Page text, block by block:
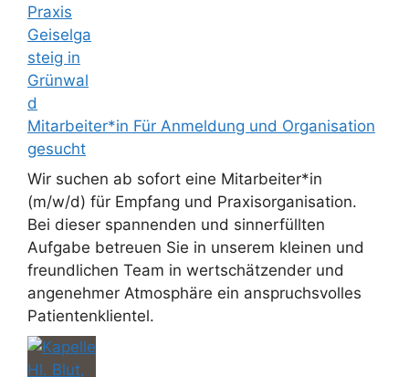
Mitarbeiter*in Für Anmeldung und Organisation
gesucht
Wir suchen ab sofort eine Mitarbeiter*in
(m/w/d) für Empfang und Praxisorganisation.
Bei dieser spannenden und sinnerfüllten
Aufgabe betreuen Sie in unserem kleinen und
freundlichen Team in wertschätzender und
angenehmer Atmosphäre ein anspruchsvolles
Patientenklientel.